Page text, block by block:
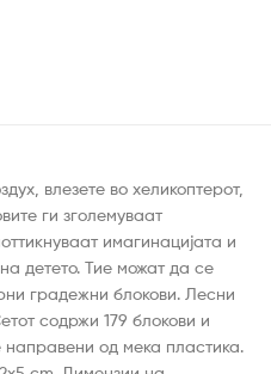
влезете во хеликоптерот,
ги зголемуваат
имагинацијата и
детето. Тие можат да се
градежни блокови. Лесни
содржи 179 блокови и
направени од мека пластика.